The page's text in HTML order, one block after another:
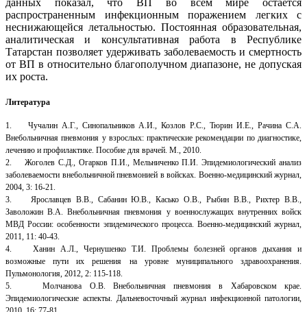
распространенным инфекционным поражением легких с
неснижающейся летальностью. Постоянная образовательная,
аналитическая и консультативная работа в Республике
Татарстан позволяет удерживать заболеваемость и смертность
от ВП в относительно благополучном диапазоне, не допуская
их роста.
Литература
1. Чучалин А.Г., Синопальников А.И., Козлов Р.С., Тюрин И.Е., Рачина С.А.
Внебольничная пневмония у взрослых: практические рекомендации по диагностике,
лечению и профилактике. Пособие для врачей. М., 2010.
2. Жоголев С.Д., Огарков П.И., Мельниченко П.И. Эпидемиологический анализ
заболеваемости внебольничной пневмонией в войсках. Военно-медицинский журнал,
2004, 3: 16-21.
3. Ярославцев В.В., Сабанин Ю.В., Касько О.В., Рыбин В.В., Рихтер В.В.,
Заволожин В.А. Внебольничная пневмония у военнослужащих внутренних войск
МВД России: особенности эпидемического процесса. Военно-медицинский журнал,
2011, 11: 40-43.
4. Ханин А.Л., Чернушенко Т.И. Проблемы болезней органов дыхания и
возможные пути их решения на уровне муниципального здравоохранения.
Пульмонология, 2012, 2: 115-118.
5. Молчанова О.В. Внебольничная пневмония в Хабаровском крае.
Эпидемиологические аспекты. Дальневосточный журнал инфекционной патологии,